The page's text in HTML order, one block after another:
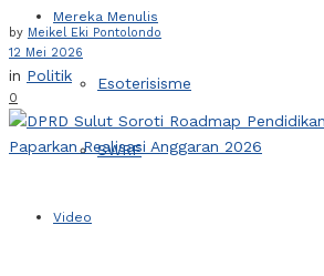
Mereka Menulis
Esoterisisme
SWRF
Video
by Meikel Eki Pontolondo
12 Mei 2026
in Politik
0